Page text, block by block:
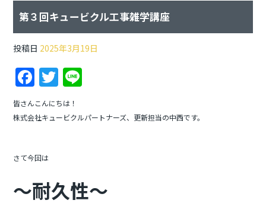
第３回キュービクル工事雑学講座
投稿日 2025年3月19日
F
a
c
b
o
T
w
itt e
皆さんこんにちは！
株式会社キュービクルパートナーズ、更新担当の中西です。
さて今回は
～耐久性～